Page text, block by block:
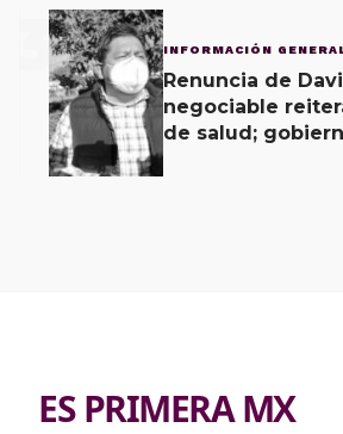
3 INFORMACIÓN
Renuncia de
negociable
de salud;
ES PRIMERA MX